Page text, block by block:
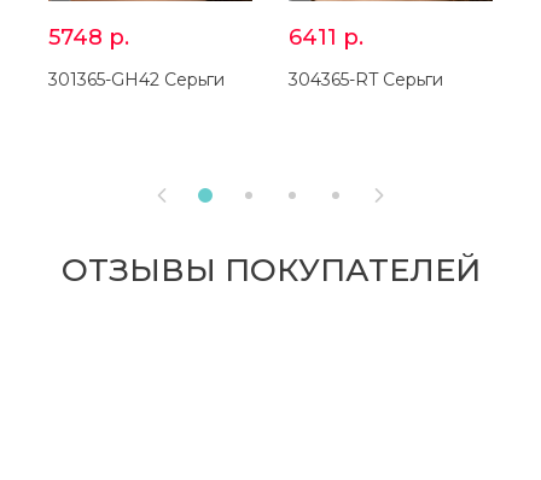
5748 р.
301365-GH42 Серьги
6411 р.
304365-RT Серьги
 
ОТЗЫВЫ ПОКУПАТЕЛЕЙ